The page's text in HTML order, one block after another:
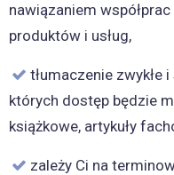
nawiązaniem
produktów i usług,
tłumaczenie zwykłe
których dostęp będzie
książkowe, artykuły
zależy Ci na